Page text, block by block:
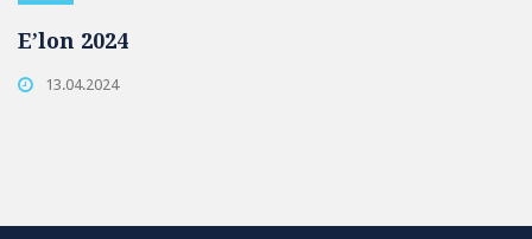
E’lon 2024
13.04.2024